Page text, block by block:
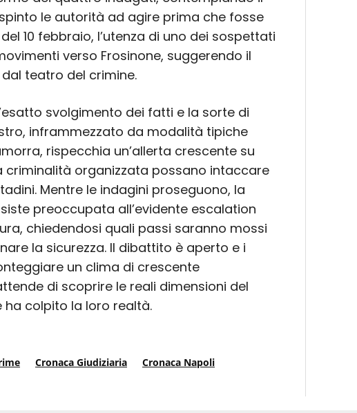
le autorità ad agire prima che fosse
10 febbraio, l’utenza di uno dei sospettati
verso Frosinone, suggerendo il
teatro del crimine.
svolgimento dei fatti e la sorte di
inframmezzato da modalità tipiche
rispecchia un’allerta crescente su
criminalità organizzata possano intaccare
Mentre le indagini proseguono, la
preoccupata all’evidente escalation
chiedendosi quali passi saranno mossi
la sicurezza. Il dibattito è aperto e i
un clima di crescente
di scoprire le reali dimensioni del
colpito la loro realtà.
Cronaca Giudiziaria
Cronaca Napoli